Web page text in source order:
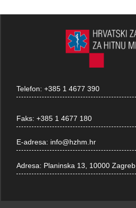
Telefon:+385 1 4677 390
Faks:+385 1 4677 180
E-adresa: info@hzhm.hr
Adresa: Planinska 13, 10000 Zagreb